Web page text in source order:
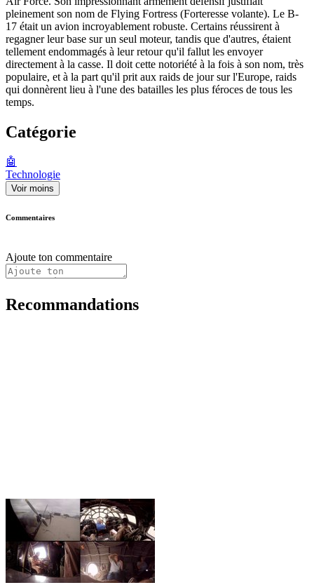
pleinement son nom de Flying Fortress (Forteresse volante). Le B-
17 était un avion incroyablement robuste. Certains réussirent à
regagner leur base sur un seul moteur, tandis que d'autres, étaient
tellement endommagés à leur retour qu'il fallut les envoyer
directement à la casse. Il doit cette notoriété à la fois à son nom, très
populaire, et à la part qu'il prit aux raids de jour sur l'Europe, raids
qui donnèrent lieu à l'une des batailles les plus féroces de tous les
temps.
Catégorie
🤖
Technologie
Voir moins
Commentaires
Ajoute ton commentaire
Recommandations